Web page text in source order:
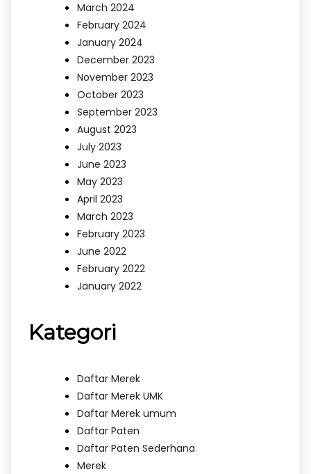
March 2024
February 2024
January 2024
December 2023
November 2023
October 2023
September 2023
August 2023
July 2023
June 2023
May 2023
April 2023
March 2023
February 2023
June 2022
February 2022
January 2022
Kategori
Daftar Merek
Daftar Merek UMK
Daftar Merek umum
Daftar Paten
Daftar Paten Sederhana
Merek